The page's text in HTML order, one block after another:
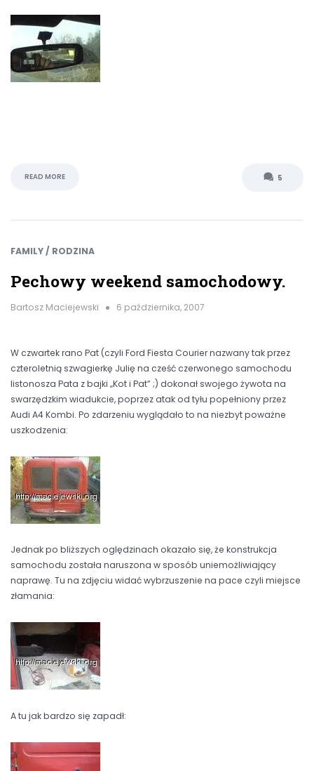
READ MORE 5
FAMILY / RODZINA
Pechowy weekend samochodowy.
Bartosz Maciejewski 6 października, 2007
W czwartek rano Pat (czyli Ford Fiesta Courier nazwany tak przez
czteroletnią szwagierkę Julię na cześć czerwonego samochodu
listonosza Pata z bajki „Kot i Pat” ;) dokonał swojego żywota na
swarzędzkim wiadukcie, poprzez atak od tyłu popełniony przez
Audi A4 Kombi. Po zdarzeniu wyglądało to na niezbyt poważne
uszkodzenia:
Jednak po bliższych oględzinach okazało się, że konstrukcja
samochodu została naruszona w sposób uniemożliwiający
naprawę. Tu na zdjęciu widać wybrzuszenie na pace czyli miejsce
złamania:
A tu jak bardzo się zapadł: